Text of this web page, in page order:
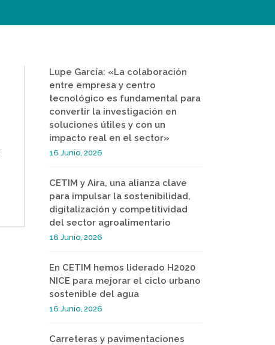
Lupe García: «La colaboración
entre empresa y centro
tecnológico es fundamental para
convertir la investigación en
soluciones útiles y con un
impacto real en el sector»
16 Junio, 2026
CETIM y Aira, una alianza clave
para impulsar la sostenibilidad,
digitalización y competitividad
del sector agroalimentario
16 Junio, 2026
En CETIM hemos liderado H2020
NICE para mejorar el ciclo urbano
sostenible del agua
16 Junio, 2026
Carreteras y pavimentaciones